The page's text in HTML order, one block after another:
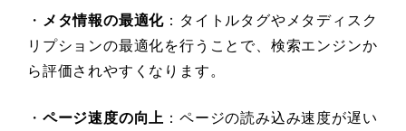
・ メタ情報の最適化 ：タイトルタグやメタディスク
リプションの最適化を行うことで、検索エンジンか
ら評価されやすくなります。
・ ページ速度の向上 ：ページの読み込み速度が遅い